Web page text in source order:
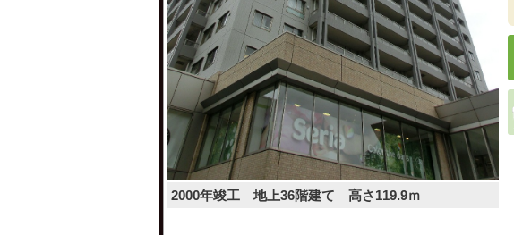
2000年竣工 地上36階建て 高さ119.9ｍ